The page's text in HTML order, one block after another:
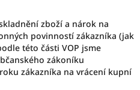
zboží a nárok na
povinností zákazníka (jak
této části VOP jsme
zákoníku
zákazníka na vrácení kupní